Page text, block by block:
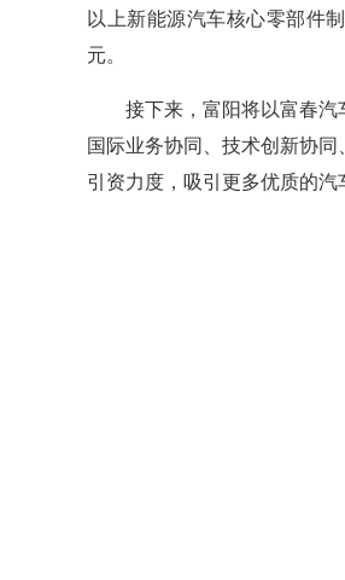
以上新能源汽车核心零部件
元。
接下来，富阳将以富春
国际业务协同、技术创新协
引资力度，吸引更多优质的汽